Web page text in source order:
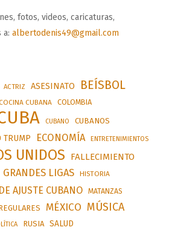
fotos, videos, caricaturas,
a: albertodenis49@gmail.com
ACTRIZ ASESINATO BEÍSBOL
CUBANA COLOMBIA
CUBANO CUBANOS
TRUMP ECONOMÍA ENTRETENIMIENTOS
UNIDOS FALLECIMIENTO
GRANDES LIGAS HISTORIA
AJUSTE CUBANO MATANZAS
MÉXICO MÚSICA
RUSIA SALUD